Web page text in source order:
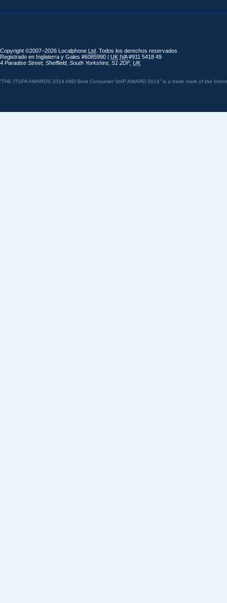
Copyright ©2007–2026 Localphone Ltd . Todos los derechos reservados
Registrado en Inglaterra y Gales #6085990 | UK IVA#911 5418 49
4 Paradise Street, Sheffield, South Yorkshire S1 2DF, UK
“THE ITSPA AWARDS 2014 AND Best Consumer VoIP AWARD 2014” is a trade mark of the